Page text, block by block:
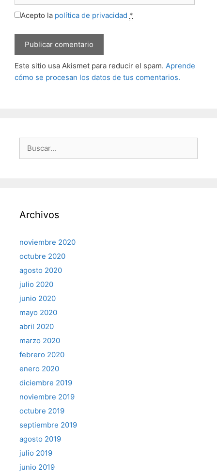
Acepto la política de privacidad *
Este sitio usa Akismet para reducir el spam. Aprende
cómo se procesan los datos de tus comentarios.
Archivos
noviembre 2020
octubre 2020
agosto 2020
julio 2020
junio 2020
mayo 2020
abril 2020
marzo 2020
febrero 2020
enero 2020
diciembre 2019
noviembre 2019
octubre 2019
septiembre 2019
agosto 2019
julio 2019
junio 2019